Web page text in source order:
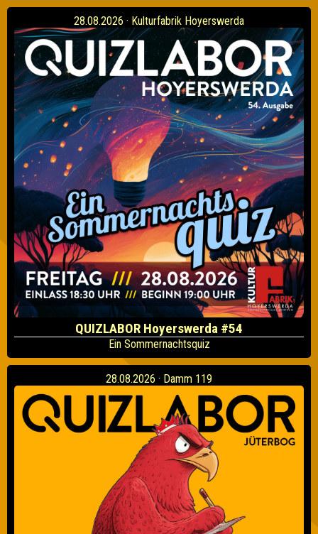
28.08.2026 · Kulturfabrik Hoyerswerda
QUIZLABOR Hoyerswerda #54
Ein Sommernachtsquiz
28.08.2026 · Damm 119